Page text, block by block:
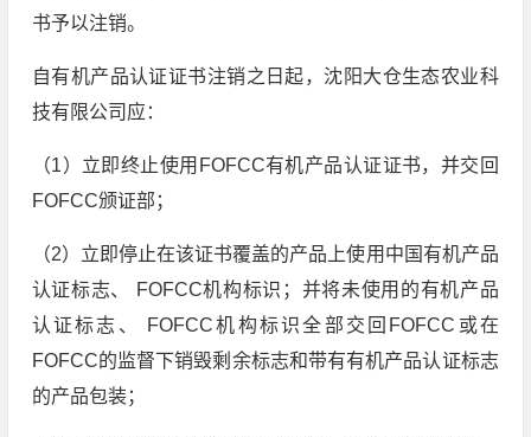
书予以注销。
自有机产品认证证书注销之日起，沈阳大仓生态农业科
技有限公司应：
（1）立即终止使用FOFCC有机产品认证证书，并交回
FOFCC颁证部；
（2）立即停止在该证书覆盖的产品上使用中国有机产品
认证标志、 FOFCC机构标识；并将未使用的有机产品
认证标志、 FOFCC机构标识全部交回FOFCC或在
FOFCC的监督下销毁剩余标志和带有有机产品认证标志
的产品包装；